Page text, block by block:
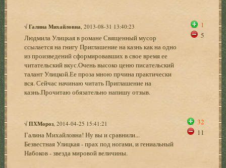
√Галина Михайловна , 2013-08-31 13:40:23
Людмила Улицкая в романе Священный мусор
ссылается на гнигу Приглашение на казнь как на одно
из произведений сформировавших в свое время ее
читательский вкус.Очень высоко ценю писательский
талант Улицкой.Ее проза мною прчина практически
вся. Сейчас начинаю читать Приглашение на
казнь.Прочитаю обязательно напишу отзыв.
1
5
√ПХМороз , 2014-04-25 15:41:21
Галина Михайловна! Ну вы и сравнили...
Безвестная Улицкая - прах под ногами, и гениальный
Набоков - звезда мировой величины.
32
11